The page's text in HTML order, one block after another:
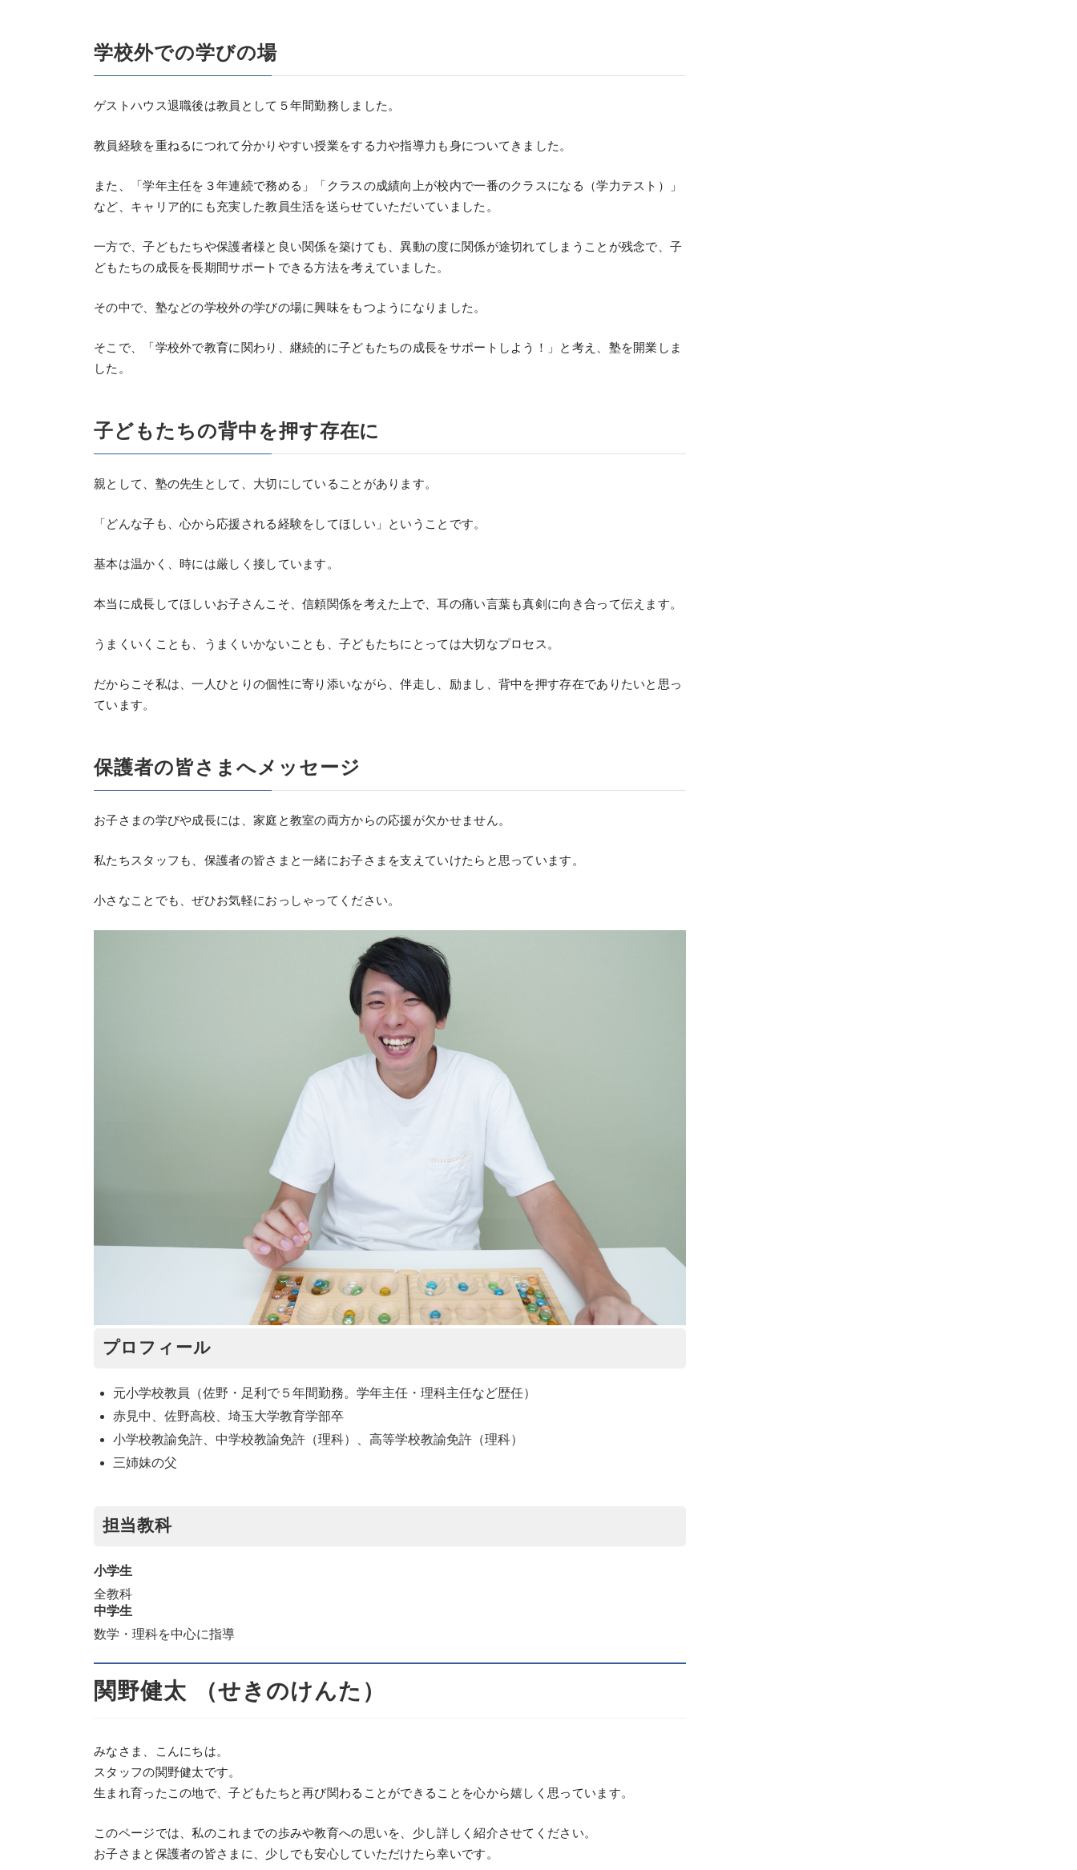
学校外での学びの場
ゲストハウス退職後は教員として５年間勤務しました。
教員経験を重ねるにつれて分かりやすい授業をする力や指導力も身についてきました。
また、「学年主任を３年連続で務める」「クラスの成績向上が校内で一番のクラスになる（学力テスト）」
など、キャリア的にも充実した教員生活を送らせていただいていました。
一方で、子どもたちや保護者様と良い関係を築けても、異動の度に関係が途切れてしまうことが残念で、子
どもたちの成長を長期間サポートできる方法を考えていました。
その中で、塾などの学校外の学びの場に興味をもつようになりました。
そこで、「学校外で教育に関わり、継続的に子どもたちの成長をサポートしよう！」と考え、塾を開業しま
した。
子どもたちの背中を押す存在に
親として、塾の先生として、大切にしていることがあります。
「どんな子も、心から応援される経験をしてほしい」ということです。
基本は温かく、時には厳しく接しています。
本当に成長してほしいお子さんこそ、信頼関係を考えた上で、耳の痛い言葉も真剣に向き合って伝えます。
うまくいくことも、うまくいかないことも、子どもたちにとっては大切なプロセス。
だからこそ私は、一人ひとりの個性に寄り添いながら、伴走し、励まし、背中を押す存在でありたいと思っ
ています。
保護者の皆さまへメッセージ
お子さまの学びや成長には、家庭と教室の両方からの応援が欠かせません。
私たちスタッフも、保護者の皆さまと一緒にお子さまを支えていけたらと思っています。
小さなことでも、ぜひお気軽におっしゃってください。
プロフィール
元小学校教員（佐野・足利で５年間勤務。学年主任・理科主任など歴任）
赤見中、佐野高校、埼玉大学教育学部卒
小学校教諭免許、中学校教諭免許（理科）、高等学校教諭免許（理科）
三姉妹の父
担当教科
小学生
全教科
中学生
数学・理科を中心に指導
関野健太 （せきのけんた）
みなさま、こんにちは。
スタッフの関野健太です。
生まれ育ったこの地で、子どもたちと再び関わることができることを心から嬉しく思っています。
このページでは、私のこれまでの歩みや教育への思いを、少し詳しく紹介させてください。
お子さまと保護者の皆さまに、少しでも安心していただけたら幸いです。